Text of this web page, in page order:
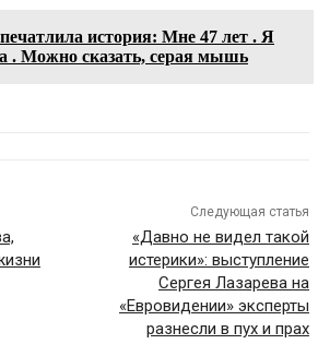
история: Мне 47 лет . Я
. Можно сказать, серая мышь
Следующая статья
«Давно не видел такой
истерики»: выступление
Сергея Лазарева на
«Евровидении» эксперты
разнесли в пух и прах